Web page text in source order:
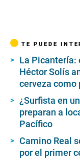
TE PUEDE
La Picantería:
Héctor Solís
cerveza como
¿Surfista en
preparan a
Pacífico
Camino Real
por el primer